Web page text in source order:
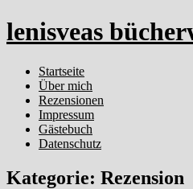
lenisveas
Startseite
Über mich
Rezensionen
Impressum
Gästebuch
Datenschutz
Kategorie: Rezension